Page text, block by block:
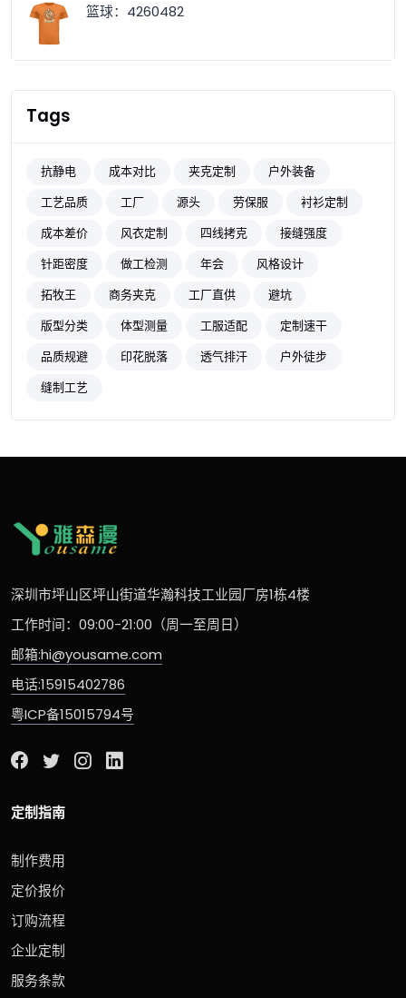
篮球：4260482
Tags
抗静电 成本对比 夹克定制
户外装备
工艺品质
工厂 源头 劳保服
衬衫定制
成本差价
风衣定制 四线拷克
接缝强度
针距密度
做工检测 年会
风格设计
拓牧王
商务夹克 工厂直供
避坑
版型分类
体型测量 工服适配
定制速干
品质规避
印花脱落 透气排汗
户外徒步
缝制工艺
深圳市坪山区坪山街道华瀚科技工业园厂房1栋4楼
工作时间：09:00-21:00（周一至周日）
邮箱:hi@yousame.com
电话:15915402786
粤ICP备15015794号
定制指南
制作费用
定价报价
订购流程
企业定制
服务条款